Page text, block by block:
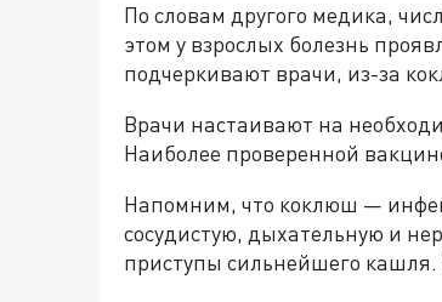
По словам другого медика,
этом у взрослых болезнь
подчеркивают врачи, из-за
Врачи настаивают на
Наиболее проверенной
Напомним, что коклюш —
сосудистую, дыхательную и
приступы сильнейшего